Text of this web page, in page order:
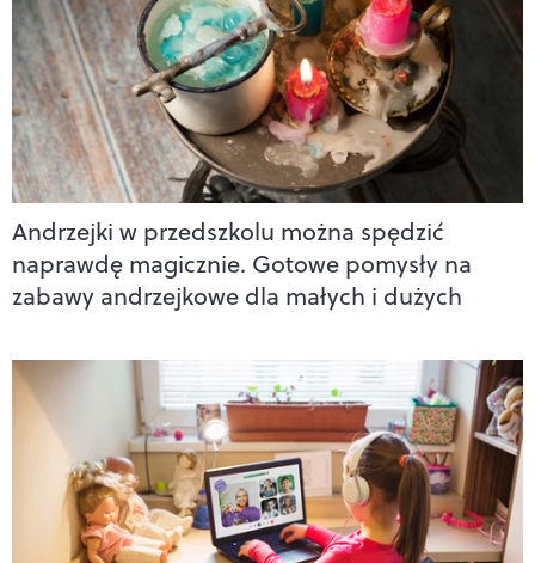
Andrzejki w przedszkolu można spędzić
naprawdę magicznie. Gotowe pomysły na
zabawy andrzejkowe dla małych i dużych